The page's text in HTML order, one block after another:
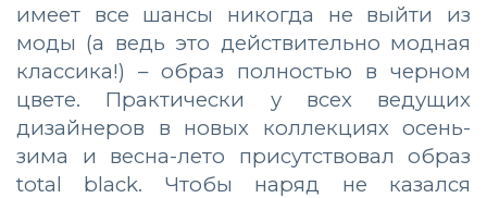
имеет все шансы никогда не выйти из
моды (а ведь это действительно модная
классика!) – образ полностью в черном
цвете. Практически у всех ведущих
дизайнеров в новых коллекциях осень-
зима и весна-лето присутствовал образ
total black. Чтобы наряд не казался